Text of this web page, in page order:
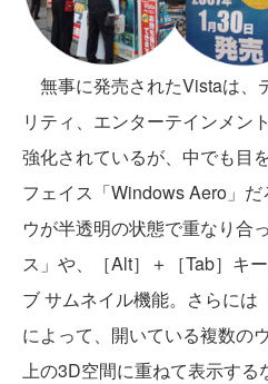
無事に発売されたVistaは、
リティ、エンターテインメン
強化されているが、中でも目
フェイス「Windows Aero」
ウが半透明の状態で重なり合
ス」や、［Alt］＋［Tab］キ
ブ サムネイル機能。さらには
によって、開いている複数の
上の3D空間に重ねて表示す